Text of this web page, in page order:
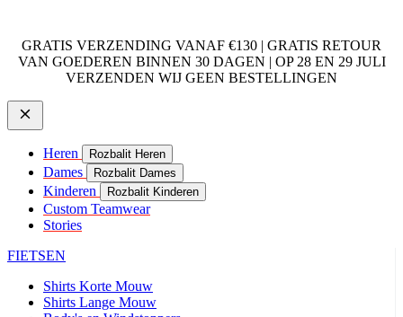
GRATIS VERZENDING VANAF €130 | GRATIS RETOUR
VAN GOEDEREN BINNEN 30 DAGEN | OP 28 EN 29 JULI
VERZENDEN WIJ GEEN BESTELLINGEN
Heren Rozbalit Heren
Dames Rozbalit Dames
Kinderen Rozbalit Kinderen
Custom Teamwear
Stories
FIETSEN
Shirts Korte Mouw
Shirts Lange Mouw